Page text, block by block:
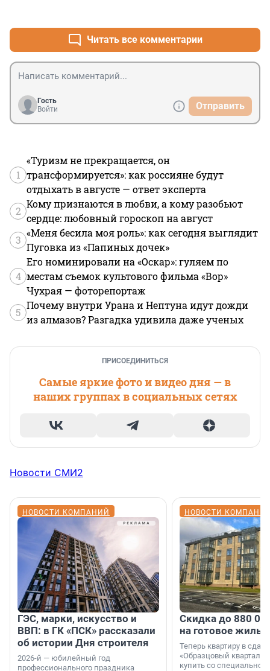
Читать все комментарии
Гость
Войти
Отправить
1
«Туризм не прекращается, он
трансформируется»: как россияне будут
отдыхать в августе — ответ эксперта
2
Кому признаются в любви, а кому разобьют
сердце: любовный гороскоп на август
3
«Меня бесила моя роль»: как сегодня выглядит
Пуговка из «Папиных дочек»
4
Его номинировали на «Оскар»: гуляем по
местам съемок культового фильма «Вор»
Чухрая — фоторепортаж
5
Почему внутри Урана и Нептуна идут дожди
из алмазов? Разгадка удивила даже ученых
ПРИСОЕДИНИТЬСЯ
Самые яркие фото и видео дня — в
наших группах в социальных сетях
Новости СМИ2
НОВОСТИ КОМПАНИЙ
ГЭС, марки, искусство и
ВВП: в ГК «ПСК» рассказали
об истории Дня строителя
2026-й — юбилейный год
профессионального праздника
НОВОСТИ
Скидка до 880
на готовое
Теперь квартиру в
«Образцовый квартал
купить со специальной